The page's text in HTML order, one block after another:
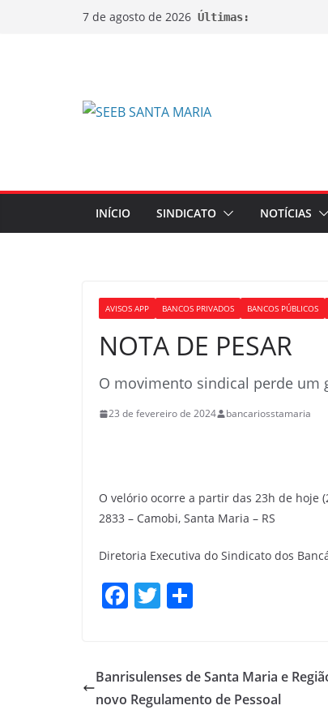
7 de agosto de 2026 Últimas:
INÍCIO SINDICATO NOTÍCIAS
AVISOS APP BANCOS PRIVADOS BANCOS PÚBLICOS
NOTA DE PESAR
O movimento sindical perde um
23 de fevereiro de 2024 bancariosstamaria
O velório ocorre a partir das 23h de hoje
2833 – Camobi, Santa Maria – RS
Diretoria Executiva do Sindicato dos
F
e
b
T
er e
Banrisulenses de Santa Maria e
novo Regulamento de Pessoal